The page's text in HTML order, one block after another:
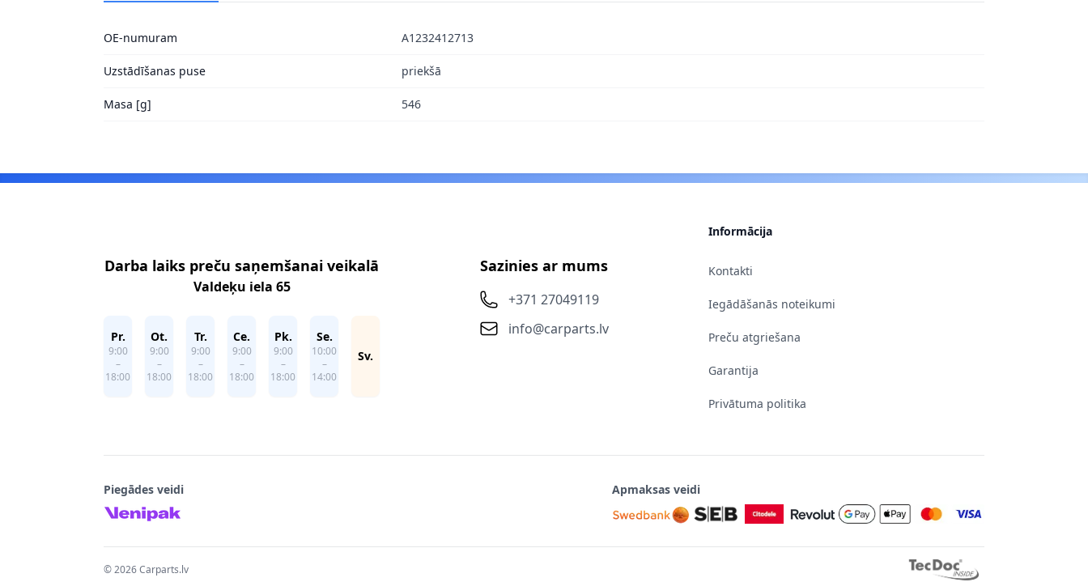
OE-numuram A1232412713
Uzstādīšanas puse priekšā
Masa [g] 546
Darba laiks preču saņemšanai veikalā
Valdeķu iela 65
Pr.
9:00
–
18:00
Ot.
9:00
–
18:00
Tr.
9:00
–
18:00
Ce.
9:00
–
18:00
Pk.
9:00
–
18:00
Se.
10:00
–
14:00
Sv.
Sazinies ar mums
+371 27049119
info@carparts.lv
Informācija
Kontakti
Iegādāšanās noteikumi
Preču atgriešana
Garantija
Privātuma politika
Piegādes veidi Apmaksas veidi
©2026Carparts.lv